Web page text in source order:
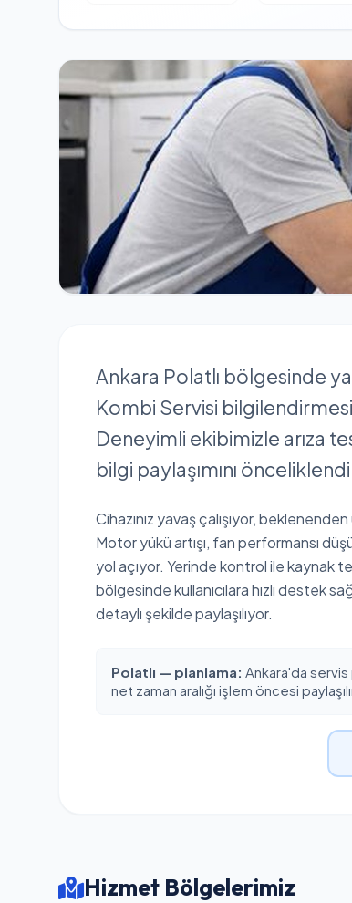
Ankara Polatlı bölgesinde
Kombi Servisi
Deneyimli ekibimizle arıza
bilgi paylaşımını
Cihazınız yavaş çalışıyor,
Motor yükü artışı, fan performansı
yol açıyor. Yerinde kontrol ile kaynak
bölgesinde kullanıcılara hızlı destek
detaylı şekilde paylaşılıyor.
Polatlı — planlama: Ankara'da servis
net zaman aralığı işlem öncesi
Hizmet Bölgelerimiz